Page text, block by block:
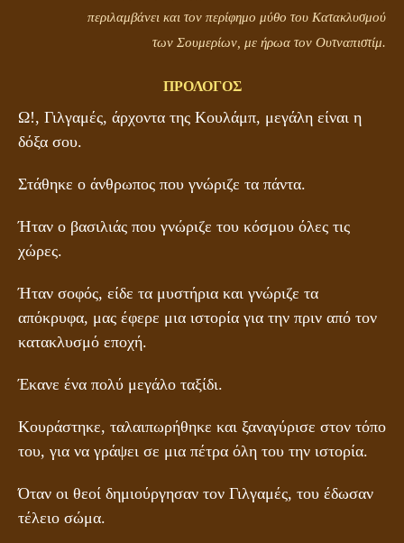
περιλαμβάνει και τον περίφημο μύθο του Κατακλυσμού
των Σουμερίων, με ήρωα τον Ουτναπιστίμ.
ΠΡΟΛΟΓΟΣ
Ω!, Γιλγαμές, άρχοντα της Κουλάμπ, μεγάλη είναι η
δόξα σου.
Στάθηκε ο άνθρωπος που γνώριζε τα πάντα.
Ήταν ο βασιλιάς που γνώριζε του κόσμου όλες τις
χώρες.
Ήταν σοφός, είδε τα μυστήρια και γνώριζε τα
απόκρυφα, μας έφερε μια ιστορία για την πριν από τον
κατακλυσμό εποχή.
Έκανε ένα πολύ μεγάλο ταξίδι.
Κουράστηκε, ταλαιπωρήθηκε και ξαναγύρισε στον τόπο
του, για να γράψει σε μια πέτρα όλη του την ιστορία.
Όταν οι θεοί δημιούργησαν τον Γιλγαμές, του έδωσαν
τέλειο σώμα.